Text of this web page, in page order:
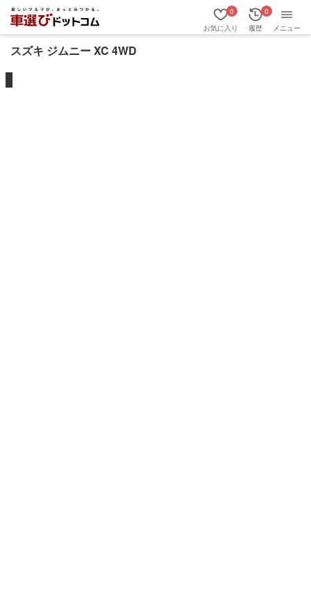
お気に入り
0
履歴
0
メニュー
スズキ ジムニー XC 4WD